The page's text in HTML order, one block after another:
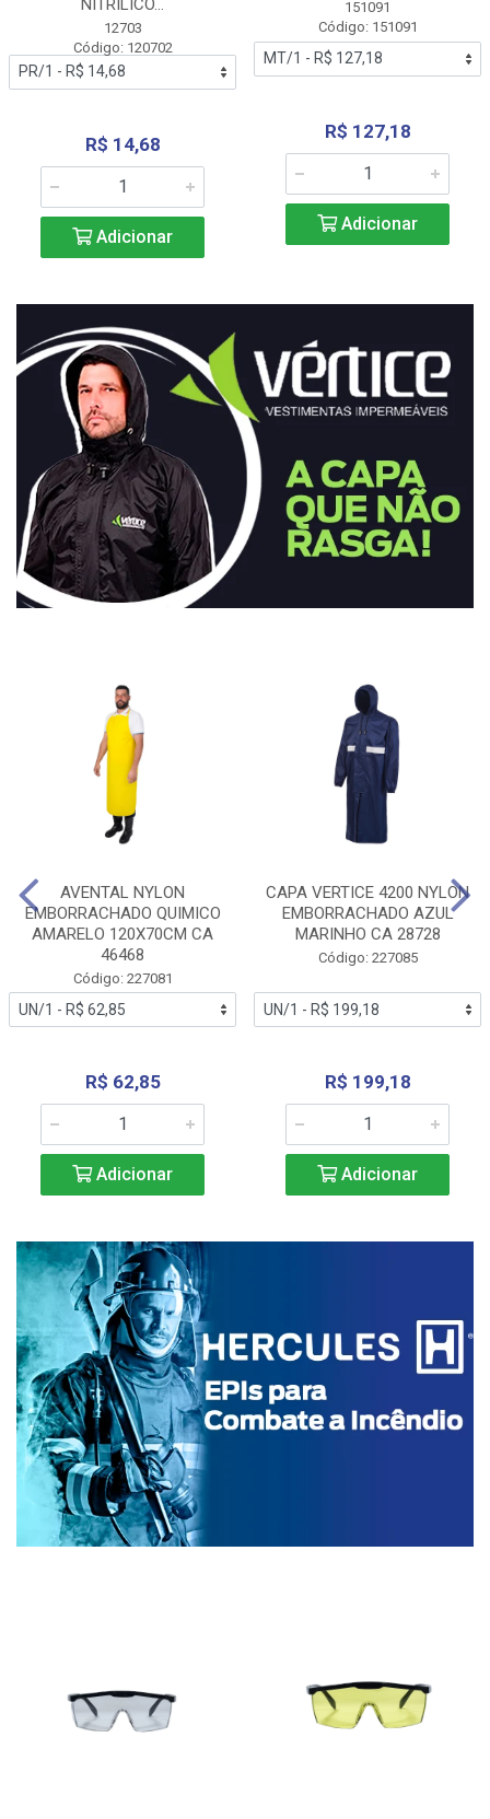
NITRÍLICO...
12703
Código: 120702
R$ 14,68
Adicionar
151091
Código: 151091
R$ 127,18
Adicionar
AVENTAL NYLON
EMBORRACHADO QUIMICO
AMARELO 120X70CM CA
46468
Código: 227081
R$ 62,85
Adicionar
CAPA VERTICE 4200 NYLON
EMBORRACHADO AZUL
MARINHO CA 28728
Código: 227085
R$ 199,18
Adicionar